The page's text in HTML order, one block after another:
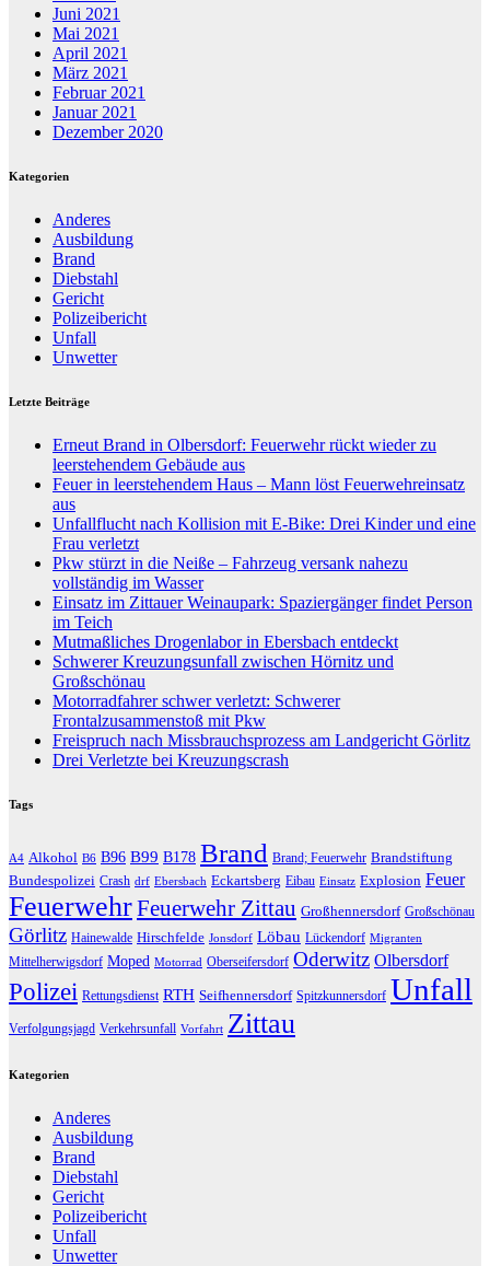
Juni 2021
Mai 2021
April 2021
März 2021
Februar 2021
Januar 2021
Dezember 2020
Kategorien
Anderes
Ausbildung
Brand
Diebstahl
Gericht
Polizeibericht
Unfall
Unwetter
Letzte Beiträge
Erneut Brand in Olbersdorf: Feuerwehr rückt wieder zu
leerstehendem Gebäude aus
Feuer in leerstehendem Haus – Mann löst Feuerwehreinsatz
aus
Unfallflucht nach Kollision mit E-Bike: Drei Kinder und eine
Frau verletzt
Pkw stürzt in die Neiße – Fahrzeug versank nahezu
vollständig im Wasser
Einsatz im Zittauer Weinaupark: Spaziergänger findet Person
im Teich
Mutmaßliches Drogenlabor in Ebersbach entdeckt
Schwerer Kreuzungsunfall zwischen Hörnitz und
Großschönau
Motorradfahrer schwer verletzt: Schwerer
Frontalzusammenstoß mit Pkw
Freispruch nach Missbrauchsprozess am Landgericht Görlitz
Drei Verletzte bei Kreuzungscrash
Tags
A4 Alkohol B6 B96 B99 B178 Brand Brand; Feuerwehr Brandstiftung
Bundespolizei Crash drf Ebersbach Eckartsberg Eibau Einsatz Explosion Feuer
FeuerwehrFeuerwehr Zittau Großhennersdorf Großschönau
Görlitz Hainewalde Hirschfelde Jonsdorf Löbau Lückendorf Migranten
Mittelherwigsdorf Moped Motorrad Oberseifersdorf Oderwitz Olbersdorf
Polizei Rettungsdienst RTH Seifhennersdorf Spitzkunnersdorf Unfall
Verfolgungsjagd Verkehrsunfall Vorfahrt Zittau
Kategorien
Anderes
Ausbildung
Brand
Diebstahl
Gericht
Polizeibericht
Unfall
Unwetter